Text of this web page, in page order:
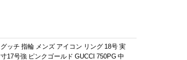
グッチ 指輪 メンズ アイコン リング 18号 実
寸17号強 ピンクゴールド GUCCI 750PG 中